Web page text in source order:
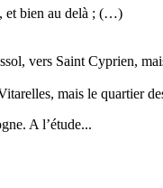
et bien au delà ; (…)
vers Saint Cyprien,
mais le quartier
A l’étude...